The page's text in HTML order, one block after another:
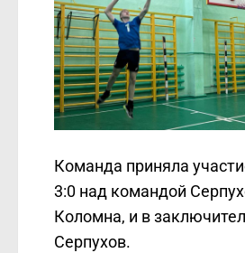
Команда приняла
3:0 над командой
Коломна, и в
Серпухов.